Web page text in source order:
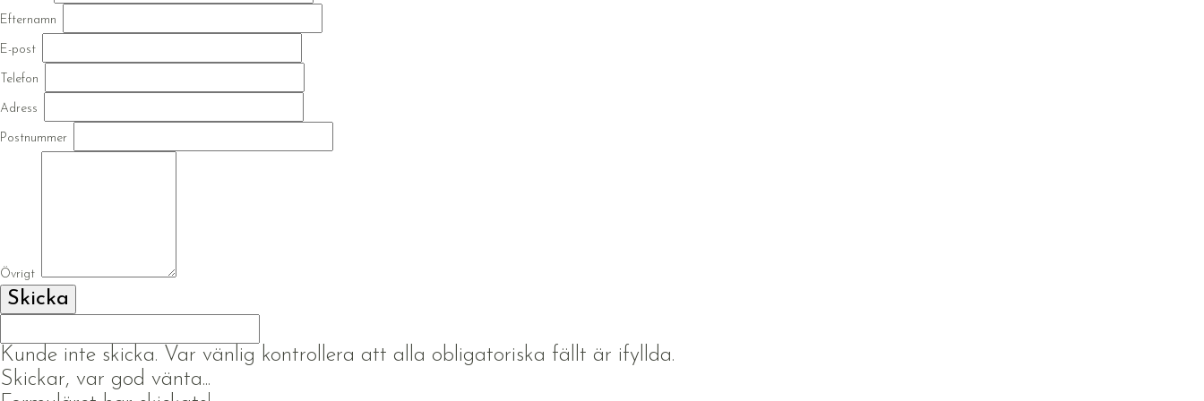
Efternamn
E-post
Telefon
Adress
Postnummer
Övrigt
Kunde inte skicka. Var vänlig kontrollera att alla obligatoriska fällt är ifyllda.
Skickar, var god vänta...